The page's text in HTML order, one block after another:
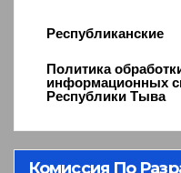
Республиканские
Политика
информационных
Республики Тыва
Комиссия По